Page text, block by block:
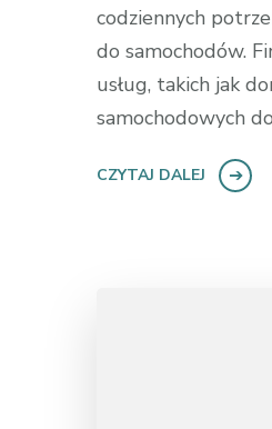
codziennych
do samochodów.
usług, takich jak
samochodowych
CZYTAJ DALEJ